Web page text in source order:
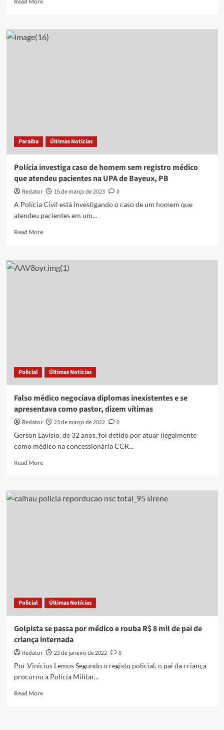
Polícia
investiga
Bayeux,
PB
Paraíba Últimas Notícias
Polícia investiga caso de homem sem registro médico
que atendeu pacientes na UPA de Bayeux, PB
Redator 15 de março de 2023
0
A Polícia Civil está investigando o caso de um homem que
atendeu pacientes em um...
Read MoreRead
Polícia
investiga
UPA
PB
Policial Últimas Notícias
Falso médico negociava diplomas inexistentes e se
apresentava como pastor, dizem vítimas
Redator 23 de março de 2022
0
Gerson Lavísio, de 32 anos, foi detido por atuar ilegalmente
como médico na concessionária CCR...
Read MoreRead
Falso
médico
Policial Últimas Notícias
Golpista se passa por médico e rouba R$ 8 mil de pai de
criança internada
Redator 23 de janeiro de 2022
0
Por Vinícius Lemos Segundo o registo policial, o pai da criança
procurou a Polícia Militar...
Read MoreRead